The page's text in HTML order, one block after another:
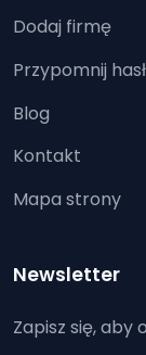
Dodaj firmę
Przypomnij
Blog
Kontakt
Mapa strony
Newsletter
Zapisz się,